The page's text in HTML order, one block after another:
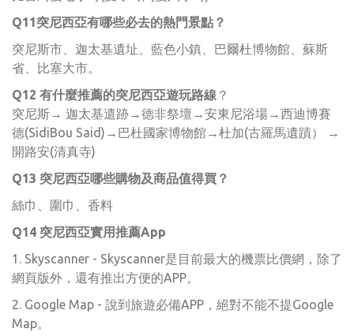
Q11突尼西亞有哪些必去的熱門景點？
突尼斯市、迦太基遺址、藍色小鎮、巴爾杜博物館、蘇斯
省、比塞大市。
Q12 有什麼推薦的突尼西亞遊玩路線 ？
突尼斯→ 迦太基遣跡→德非祭壇→安東尼浴場→西迪博賽
德(SidiBou Said)→巴杜國家博物館→杜加(古羅馬遺蹟） →
開路安(清真寺)
Q13 突尼西亞哪些購物及商品值得買？
絲巾、圍巾、香料
Q14 突尼西亞實用推薦App​
1. Skyscanner - Skyscanner是目前最大的機票比價網，除了
網頁版外，還有推出方便的APP。
2. Google Map - 說到旅遊必備APP，絕對不能不提Google
Map。